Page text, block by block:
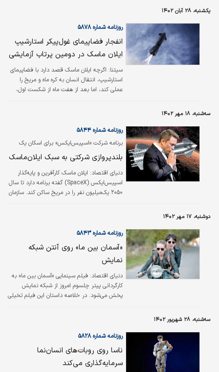
یکشنبه، ۲۸ آبان ۱۴۰۲
روزنامه شماره ۵۸۷۸
انفجار فضاپیمای غول‌پیکر استارشیپ
ایلان ماسک در دومین پرتاب آزمایشی
سیتنا: اگرچه ایلان ماسک قصد دارد با فضاپیمای
استارشیپ، انتقال انسان به کره ماه و مریخ را
عملی کند، اما بعد از هفت ماه از شکست اول،
سه‌شنبه، ۱۸ مهر ۱۴۰۲
برنامه شرکت «اسپیس‌ایکس» برای اسکان یک
میلیون نفر در مریخ رمزگشایی شد
روزنامه شماره ۵۸۴۴
بلندپروازی شرکتی به سبک ایلان‌ماسک
دنیای اقتصاد: ایلان ماسک کارآفرین و پایه‌‌‌گذار
اسپیس‌‌‌ایکس (SpaceX) گفته برنامه دارد تا سال
۲۰۵۰ یک‌‌‌میلیون نفر را در مریخ ساکن کند. سازمان
هوافضایی و ارائه‌‌‌دهنده خدمات اکتشاف فضایی و
ماسک تاسیس شد.
دوشنبه، ۱۷ مهر ۱۴۰۲
روزنامه شماره ۵۸۴۳
«آسمان بین ما» روی آنتن شبکه
نمایش
دنیای اقتصاد: فیلم سینمایی «آسمان بین ما» به
کارگردانی پیتر چلسوم امروز از شبکه نمایش
پخش می‌شود. در خلاصه داستان این فیلم تخیلی
بزرگ شده و یک فضانورد ماهر و باهوش شده
با دختری به نام تولسا آشنا می‌شود. ولی…».
ستارگانی چون گری الدمن، ایسا باترفیلد و کارلا
سه‌شنبه، ۲۸ شهریور ۱۴۰۲
روزنامه شماره ۵۸۲۸
ناسا روی روبات‌های انسان‌نما
سرمایه‌گذاری می‌کند